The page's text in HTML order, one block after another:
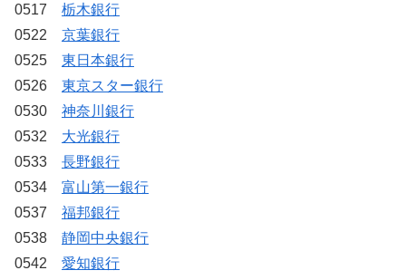
0517 栃木銀行
0522 京葉銀行
0525 東日本銀行
0526 東京スター銀行
0530 神奈川銀行
0532 大光銀行
0533 長野銀行
0534 富山第一銀行
0537 福邦銀行
0538 静岡中央銀行
0542 愛知銀行